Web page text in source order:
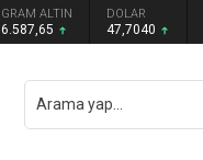
GRAM ALTIN
6.587,65
DOLAR
47,7040